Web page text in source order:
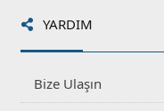
YARDIM
Bize Ulaşın